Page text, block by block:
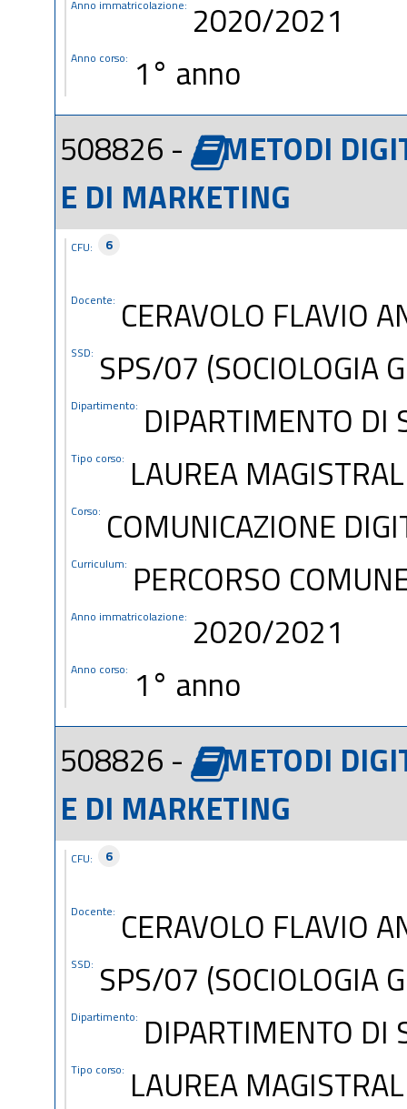
Anno immatricolazione: 2020/2021
Anno corso: 1° anno
508826 -
METODI
E DI MARKETING
CFU: 6
Docente: CERAVOLO FLAVIO
SSD: SPS/07 (SOCIOLOGIA
Dipartimento: DIPARTIMENTO DI
Tipo corso: LAUREA
Corso: COMUNICAZIONE
Curriculum: PERCORSO
Anno immatricolazione: 2020/2021
Anno corso: 1° anno
508826 -
METODI
E DI MARKETING
CFU: 6
Docente: CERAVOLO FLAVIO
SSD: SPS/07 (SOCIOLOGIA
Dipartimento: DIPARTIMENTO DI
Tipo corso: LAUREA